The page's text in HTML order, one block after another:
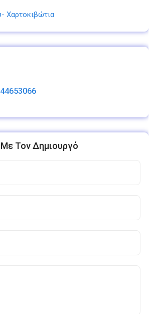
Χαρτοκιβώτια
Με Τον Δημιουργό